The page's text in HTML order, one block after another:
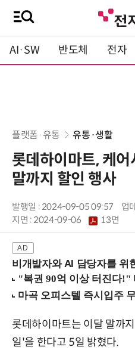
AI·SW 반도체 전자
플랫폼·유통 유통·생활
롯데하이마트, 케
말까지 할인 행사
발행일 : 2024-09-05 09:57
업
지면 :2024-09-06 13면
비개발자와 AI 담당자를 위한 하네스 엔지
롯데하이마트는 이달 말까
일'을 한다고 5일 밝혔다.